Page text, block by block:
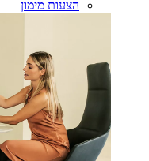
הצעות מימון